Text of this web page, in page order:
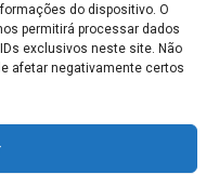
do dispositivo. O
permitirá processar dados
exclusivos neste site. Não
afetar negativamente certos